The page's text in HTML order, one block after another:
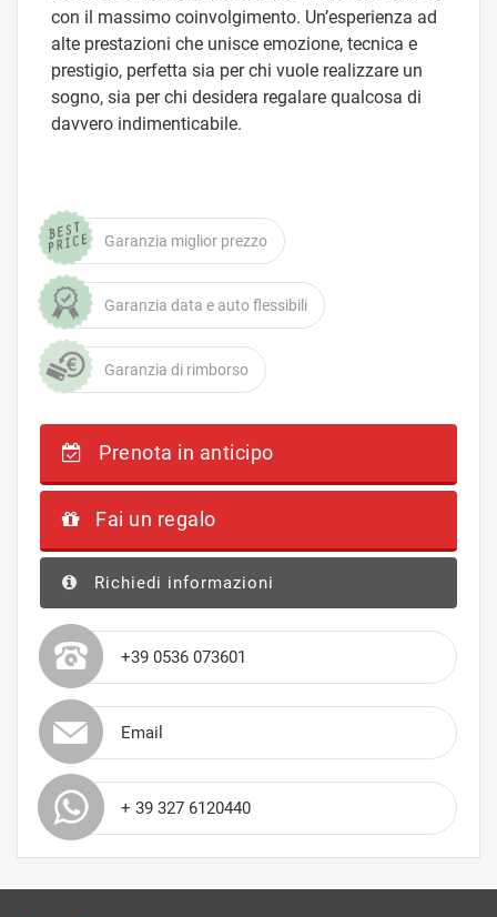
con il massimo coinvolgimento. Un’esperienza ad
alte prestazioni che unisce emozione, tecnica e
prestigio, perfetta sia per chi vuole realizzare un
sogno, sia per chi desidera regalare qualcosa di
davvero indimenticabile.
Garanzia miglior prezzo
Garanzia data e auto flessibili
Garanzia di rimborso
Prenota in anticipo
Fai un regalo
Richiedi informazioni
+39 0536 073601
Email
+ 39 327 6120440